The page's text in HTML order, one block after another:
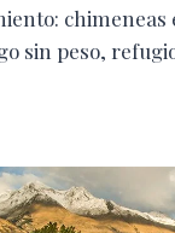
chimeneas
sin peso,